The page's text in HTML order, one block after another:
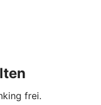
frei.